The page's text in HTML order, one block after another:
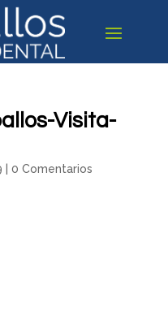
Visita-
0 Comentarios